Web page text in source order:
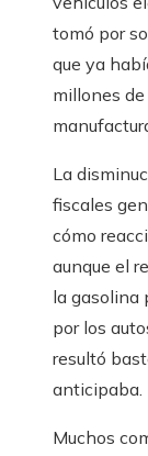
tomó por
que ya
millones
La
fiscales
cómo
aunque el
la gasolina
por los
resultó
anticipaba.
Muchos